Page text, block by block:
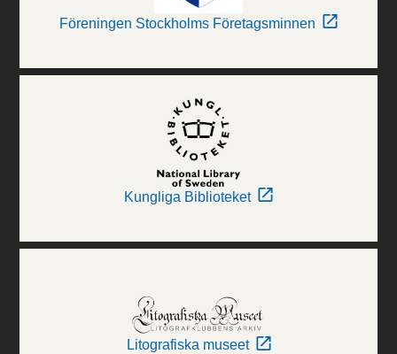
Föreningen Stockholms Företagsminnen
Kungliga Biblioteket
Litografiska museet